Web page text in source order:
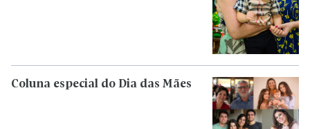
Coluna especial do Dia das Mães